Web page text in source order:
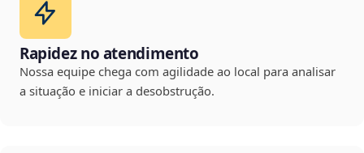
Rapidez no atendimento
Nossa equipe chega com agilidade ao local para analisar
a situação e iniciar a desobstrução.